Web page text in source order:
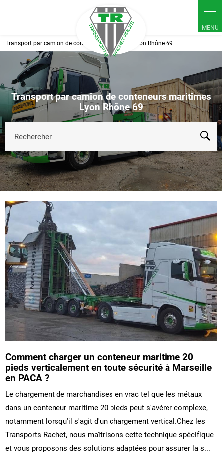
Transport par camion de conteneurs maritimes Lyon Rhône 69
Transport par camion de conteneurs maritimes
Lyon Rhône 69
Rechercher
Comment charger un conteneur maritime 20
pieds verticalement en toute sécurité à Marseille
en PACA ?
Le chargement de marchandises en vrac tel que les métaux
dans un conteneur maritime 20 pieds peut s'avérer complexe,
notamment lorsqu'il s'agit d'un chargement vertical.Chez les
Transports Rachet, nous maîtrisons cette technique spécifique
et vous proposons des solutions adaptées pour assurer la s...